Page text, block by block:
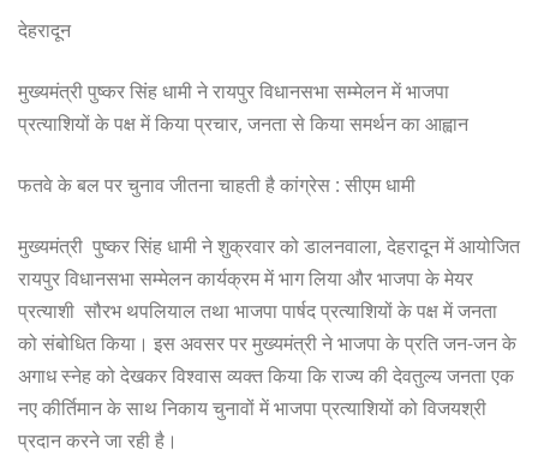
देहरादून
मुख्यमंत्री पुष्कर सिंह धामी ने रायपुर विधानसभा सम्मेलन में भाजपा
प्रत्याशियों के पक्ष में किया प्रचार, जनता से किया समर्थन का आह्वान
फतवे के बल पर चुनाव जीतना चाहती है कांग्रेस : सीएम धामी
मुख्यमंत्री पुष्कर सिंह धामी ने शुक्रवार को डालनवाला, देहरादून में आयोजित
रायपुर विधानसभा सम्मेलन कार्यक्रम में भाग लिया और भाजपा के मेयर
प्रत्याशी सौरभ थपलियाल तथा भाजपा पार्षद प्रत्याशियों के पक्ष में जनता
को संबोधित किया। इस अवसर पर मुख्यमंत्री ने भाजपा के प्रति जन-जन के
अगाध स्नेह को देखकर विश्वास व्यक्त किया कि राज्य की देवतुल्य जनता एक
नए कीर्तिमान के साथ निकाय चुनावों में भाजपा प्रत्याशियों को विजयश्री
प्रदान करने जा रही है।